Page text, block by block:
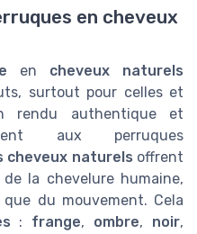
en cheveux
en cheveux naturels
surtout pour celles et
rendu authentique et
aux perruques
cheveux naturels offrent
la chevelure humaine,
du mouvement. Cela
: frange, ombre, noir,